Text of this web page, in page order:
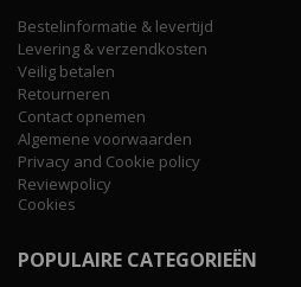
Bestelinformatie & levertijd
Levering & verzendkosten
Veilig betalen
Retourneren
Contact opnemen
Algemene voorwaarden
Privacy and Cookie policy
Reviewpolicy
Cookies
POPULAIRE CATEGORIEËN